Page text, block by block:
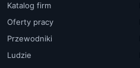
Katalog firm
Oferty pracy
Przewodniki
Ludzie